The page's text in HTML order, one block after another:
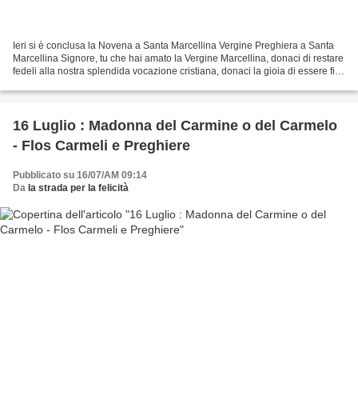
Ieri si è conclusa la Novena a Santa Marcellina Vergine Preghiera a Santa
Marcellina Signore, tu che hai amato la Vergine Marcellina, donaci di restare
fedeli alla nostra splendida vocazione cristiana, donaci la gioia di essere figli
16 Luglio : Madonna del Carmine o del Carmelo
- Flos Carmeli e Preghiere
Pubblicato su 16/07/AM 09:14
Da la strada per la felicità